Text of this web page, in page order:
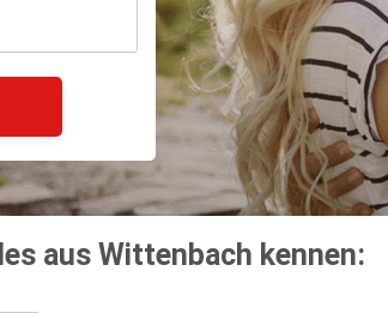
aus Wittenbach kennen: